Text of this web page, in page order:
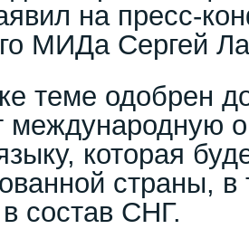
на пресс-
МИДа Сергей
теме одобрен
международную
которая
страны,
состав СНГ.